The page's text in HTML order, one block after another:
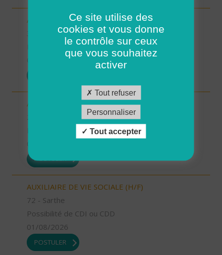
AIDE A DOMICILE (H/F)
34 - Hérault
Possibilité de CDI ou CDD
AIDE A DOMICILE (H/F)
2B - Haute-Corse
Possibilité de CDI ou CDD
POSTULER
AUXILIAIRE DE VIE SOCIALE (H/F)
72 - Sarthe
Possibilité de CDI ou CDD
01/08/2026
POSTULER
Ce site utilise des
cookies et vous donne
le contrôle sur ceux
que vous souhaitez
activer
Tout refuser
Personnaliser
Tout accepter